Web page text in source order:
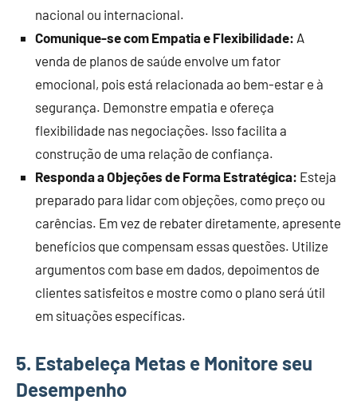
nacional ou internacional.
Comunique-se com Empatia e Flexibilidade: A
venda de planos de saúde envolve um fator
emocional, pois está relacionada ao bem-estar e à
segurança. Demonstre empatia e ofereça
flexibilidade nas negociações. Isso facilita a
construção de uma relação de confiança.
Responda a Objeções de Forma Estratégica: Esteja
preparado para lidar com objeções, como preço ou
carências. Em vez de rebater diretamente, apresente
benefícios que compensam essas questões. Utilize
argumentos com base em dados, depoimentos de
clientes satisfeitos e mostre como o plano será útil
em situações específicas.
5. Estabeleça Metas e Monitore seu
Desempenho